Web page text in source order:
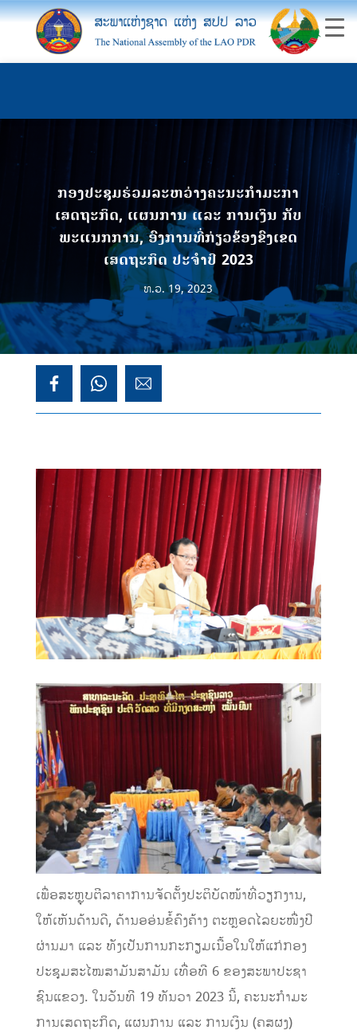
ກອງປະຊຸມຮ່ວມລະຫວ່າງຄະນະກຳມະກາ
ເສດຖະກິດ, ແຜນການ ແລະ ການເງິນ ກັບ
ພະແນກການ, ອົງການທີ່ກ່ຽວຂ້ອງຂົງເຂດ
ເສດຖະກິດ ປະຈໍາປີ 2023
ທ.ວ. 19, 2023
ເພື່ອສະຫຼຸບຕີລາຄາການຈັດຕັ້ງປະຕິບັດໜ້າທີ່ວຽກງານ,
ໃຫ້ເຫັນດ້ານດີ, ດ້ານອອ່ນຂໍ້ຄົງຄ້າງ ຕະຫຼອດໄລຍະໜື່ງປີ
ຜ່ານມາ ແລະ ທັງເປັນການກະກຽມເນື້ອໃນໃຫ້ແກ່ກອງ
ປະຊຸມສະໄໝສາມັນສາມັນ ເທື່ອທີ 6 ຂອງສະພາປະຊາ
ຊົນແຂວງ. ໃນວັນທີ 19 ທັນວາ 2023 ນີ້, ຄະນະກໍາມະ
ການເສດຖະກິດ, ແຜນການ ແລະ ການເງິນ (ຄສຜງ)